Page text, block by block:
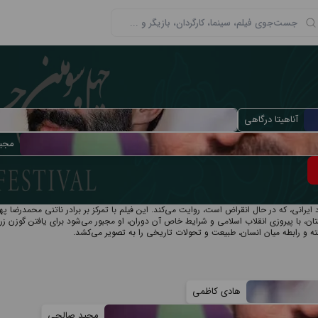
آناهیتا درگاهی
که در حال انقراض است، روایت می‌کند. این فیلم با تمرکز بر برادر ناتنی محمدرضا
با پیروزی انقلاب اسلامی و شرایط خاص آن دوران، او مجبور می‌شود برای یافتن گوزن
و رابطه میان انسان، طبیعت و تحولات تاریخی را به تصویر می‌کشد.
هادی کاظمی